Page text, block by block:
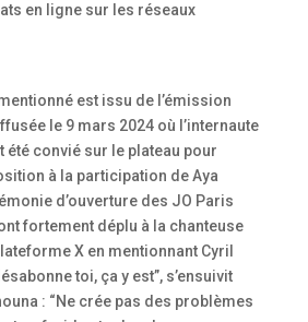
en ligne sur les réseaux
est issu de l’émission
le 9 mars 2024 où l’internaute
été convié sur le plateau pour
à la participation de Aya
d’ouverture des JO Paris
fortement déplu à la chanteuse
X en mentionnant Cyril
toi, ça y est”, s’ensuivit
: “Ne crée pas des problèmes